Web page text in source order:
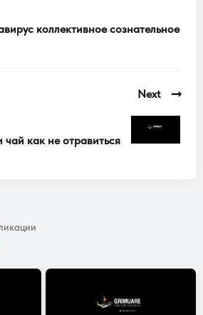
коллективное сознательное
Next
чай как не отравиться